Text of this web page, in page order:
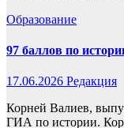
Образование
97 баллов по
17.06.2026 Редакция
Корней Валиев,
ГИА по истории.